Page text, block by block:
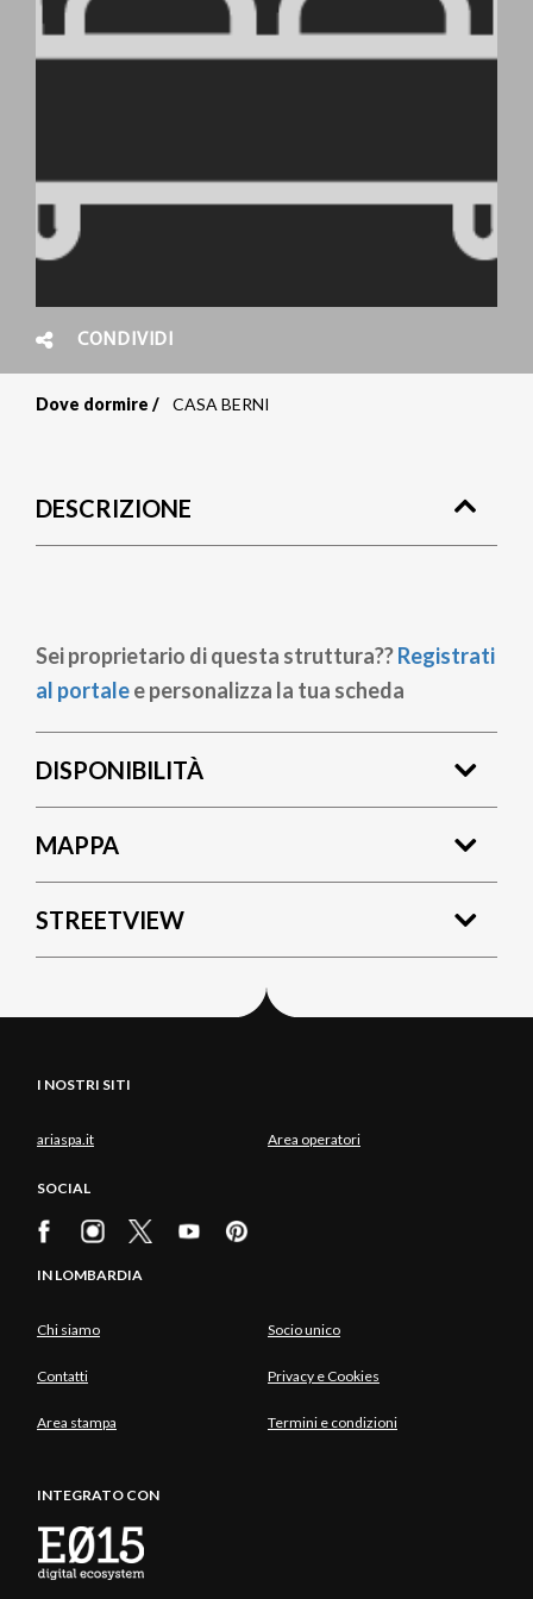
CONDIVIDI
pane
Dove dormire CASA BERNI
DESCRIZIONE
Sei proprietario di questa struttura??Registrati
al portalee personalizza la tua scheda
DISPONIBILITÀ
MAPPA
STREETVIEW
I NOSTRI SITI
ariaspa.it Area operatori
SOCIAL
IN LOMBARDIA
Chi siamo Socio unico
Contatti Privacy e Cookies
Area stampa Termini e condizioni
INTEGRATO CON